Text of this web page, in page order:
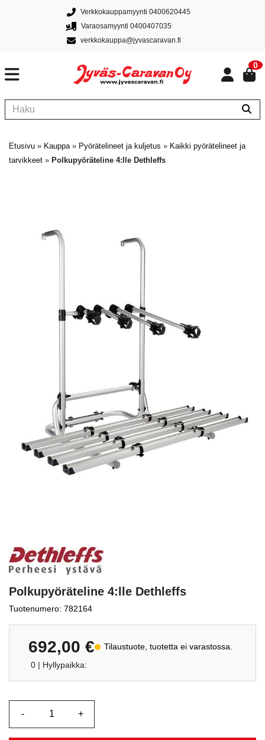
Verkkokauppamyynti 0400620445
Varaosamyynti 0400407035
verkkokauppa@jyvascaravan.fi
0
Etusivu » Kauppa» Pyörätelineet ja kuljetus » Kaikki pyörätelineet ja
tarvikkeet » Polkupyöräteline 4:lle Dethleffs
Polkupyöräteline 4:lle Dethleffs
Tuotenumero: 782164
692,00 € Tilaustuote, tuotetta ei varastossa.
0 | Hyllypaikka: